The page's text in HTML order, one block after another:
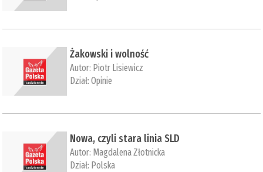
Żakowski i wolność
Autor: Piotr Lisiewicz
Dział:Opinie
Nowa, czyli stara linia SLD
Autor: Magdalena Złotnicka
Dział: Polska